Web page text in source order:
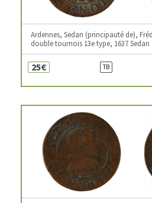
Ardennes, Sedan (principauté de),
double tournois 13e type, 1637 Sedan
25€ TB